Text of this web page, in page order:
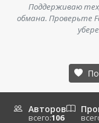
Поддерживаю
обмана. Проверьте
Авторов
всего:106